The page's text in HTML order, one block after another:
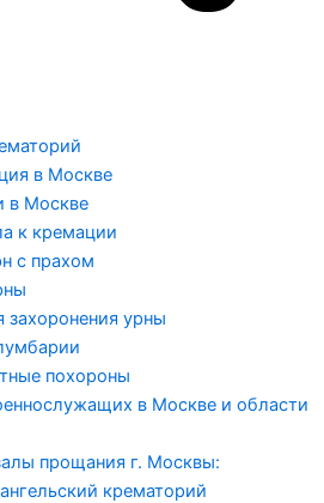
в Москве
в Москве
к кремации
с прахом
захоронения урны
похороны
в Москве и области
прощания г. Москвы:
крематорий